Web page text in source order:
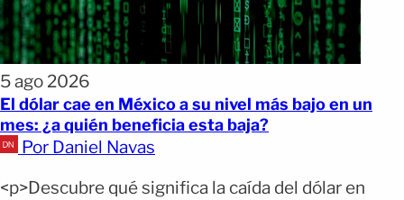
5 ago 2026
El dólar cae en México a su nivel más bajo en un
mes: ¿a quién beneficia esta baja?
Por Daniel Navas
<p>Descubre qué significa la caída del dólar en